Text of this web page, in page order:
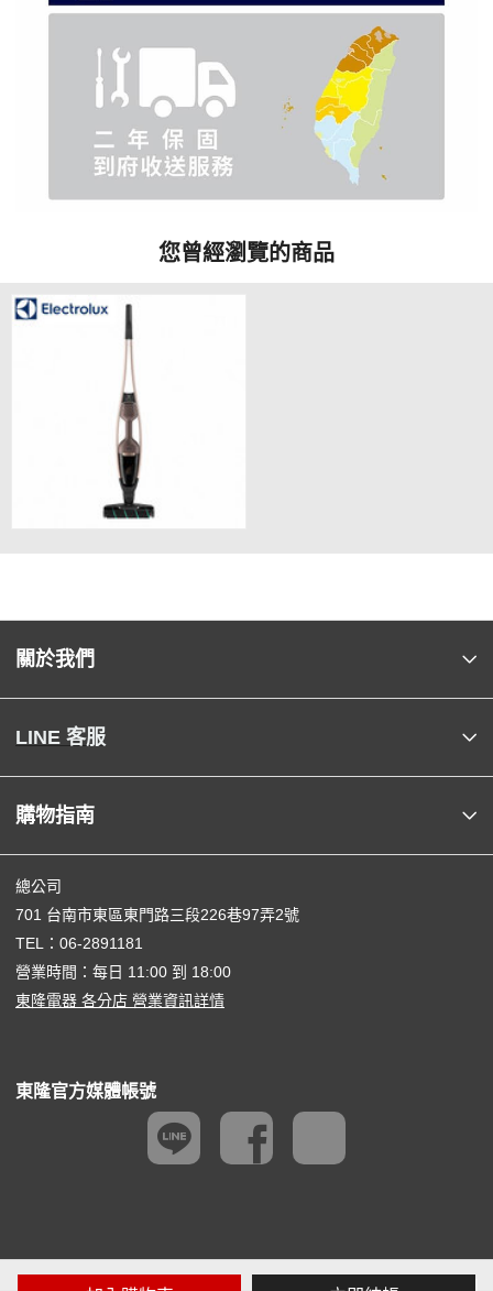
您曾經瀏覽的商品
關於我們
LINE 客服
購物指南
總公司
701 台南市東區東門路三段226巷97弄2號
TEL： 06-2891181
營業時間：每日 11:00 到 18:00
東隆電器 各分店 營業資訊詳情
東隆官方媒體帳號